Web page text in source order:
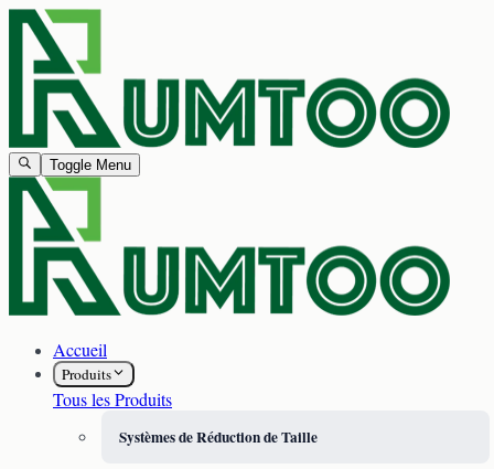
Toggle Menu
Accueil
Produits
Tous les Produits
Systèmes de Réduction de Taille